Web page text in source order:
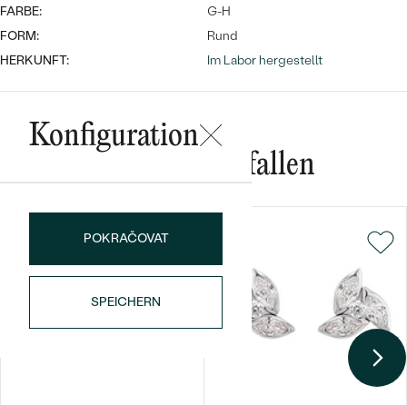
Bestseller
FARBE:
G-H
FORM:
Rund
HERKUNFT:
Im Labor hergestellt
Konfiguration
POKRAČOVAT
SPEICHERN
Das könnte Ihnen gefallen